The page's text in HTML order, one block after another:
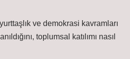
ve demokrasi kavramları
toplumsal katılımı nasıl